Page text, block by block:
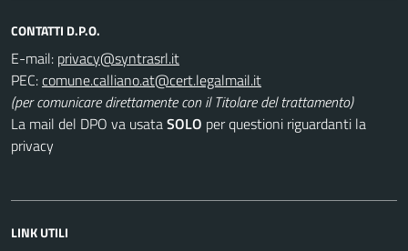
CONTATTI D.P.O.
E-mail:
PEC:
(per comunicare direttamente con il Titolare del trattamento)
La mail del DPO va usataSOLO per questioni riguardanti la
privacy
LINK UTILI